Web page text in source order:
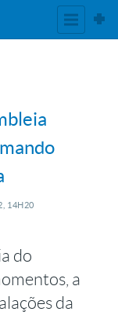
14H20
do
a
da